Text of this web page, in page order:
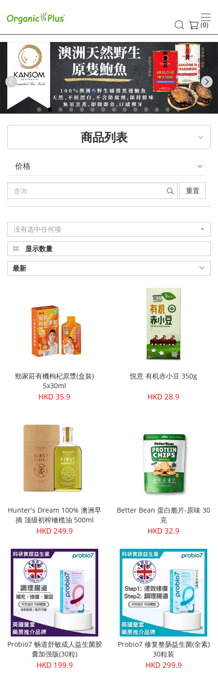
(0)
Previous
商品列表
价格
重置
没有选中任何项
显示数量
最新
勁家莊有機枸杞原漿(盒裝)
5x30ml
HKD 35.9
悦意 有机赤小豆 350g
HKD 28.9
Hunter's Dream 100% 澳洲早
摘 顶级初榨橄榄油 500ml
HKD 249.9
Better Bean 蛋白脆片-原味 30
克
HKD 32.9
Probio7 畅道舒敏成人益生菌胶
囊加强版(30粒)
HKD 199.9
Probio7 修复整肠益生菌(全素)
30粒装
HKD 299.9